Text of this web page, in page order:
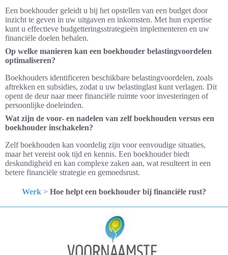
Een boekhouder geleidt u bij het opstellen van een budget door
inzicht te geven in uw uitgaven en inkomsten. Met hun expertise
kunt u effectieve budgetteringsstrategieën implementeren en uw
financiële doelen behalen.
Op welke manieren kan een boekhouder belastingvoordelen
optimaliseren?
Boekhouders identificeren beschikbare belastingvoordelen, zoals
aftrekken en subsidies, zodat u uw belastinglast kunt verlagen. Dit
opent de deur naar meer financiële ruimte voor investeringen of
persoonlijke doeleinden.
Wat zijn de voor- en nadelen van zelf boekhouden versus een
boekhouder inschakelen?
Zelf boekhouden kan voordelig zijn voor eenvoudige situaties,
maar het vereist ook tijd en kennis. Een boekhouder biedt
deskundigheid en kan complexe zaken aan, wat resulteert in een
betere financiële strategie en gemoedsrust.
Werk > Hoe helpt een boekhouder bij financiële rust?